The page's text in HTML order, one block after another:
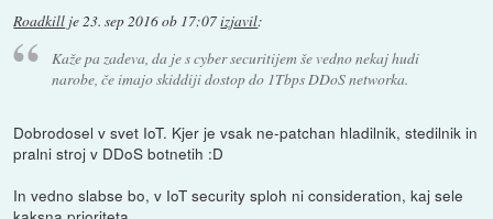
Roadkill je23. sep 2016 ob 17:07izjavil:
Kaže pa zadeva, da je s cyber securitijem še vedno nekaj hudi
narobe, če imajo skiddiji dostop do 1Tbps DDoS networka.
Dobrodosel v svet IoT. Kjer je vsak ne-patchan hladilnik, stedilnik in
pralni stroj v DDoS botnetih :D
In vedno slabse bo, v IoT security sploh ni consideration, kaj sele